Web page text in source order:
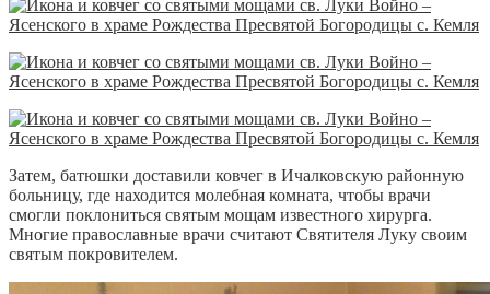
Затем, батюшки доставили ковчег в Ичалковскую районную
больницу, где находится молебная комната, чтобы врачи
смогли поклониться святым мощам известного хирурга.
Многие православные врачи считают Святителя Луку своим
святым покровителем.